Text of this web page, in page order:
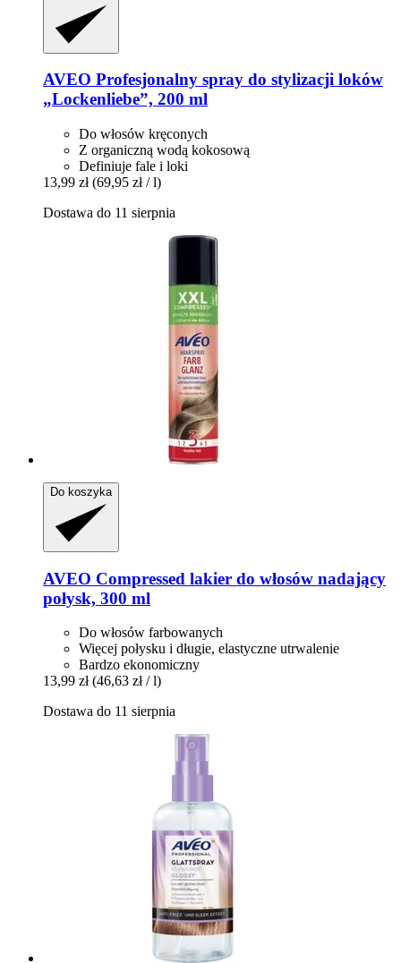
AVEO Profesjonalny spray do stylizacji loków
„Lockenliebe”, 200 ml
Do włosów kręconych
Z organiczną wodą kokosową
Definiuje fale i loki
13,99 zł (69,95 zł / l)
Dostawa do 11 sierpnia
Do koszyka
AVEO Compressed lakier do włosów nadający
połysk, 300 ml
Do włosów farbowanych
Więcej połysku i długie, elastyczne utrwalenie
Bardzo ekonomiczny
13,99 zł (46,63 zł / l)
Dostawa do 11 sierpnia